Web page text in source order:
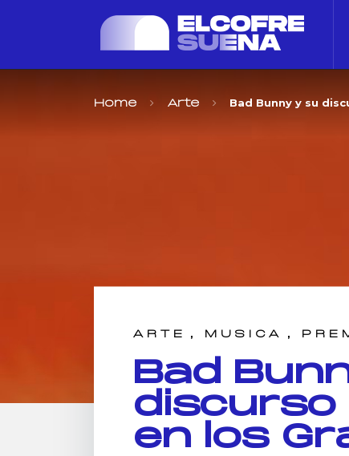
Home Arte Bad Bunny y su
ARTE , MUSICA ,
Bad
discurso
en los